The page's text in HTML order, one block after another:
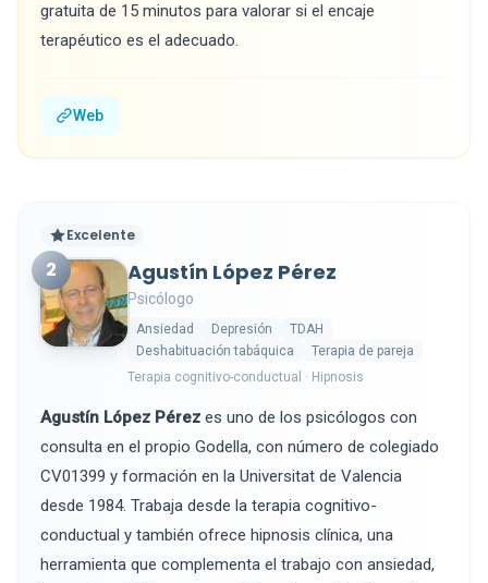
gratuita de 15 minutos para valorar si el encaje
terapéutico es el adecuado.
Web
Excelente
2 Agustín López Pérez
Psicólogo
Ansiedad Depresión
TDAH
Deshabituación tabáquica
Terapia de pareja
Terapia cognitivo-conductual · Hipnosis
Agustín López Pérez es uno de los psicólogos con
consulta en el propio Godella, con número de colegiado
CV01399 y formación en la Universitat de Valencia
desde 1984. Trabaja desde la terapia cognitivo-
conductual y también ofrece hipnosis clínica, una
herramienta que complementa el trabajo con ansiedad,